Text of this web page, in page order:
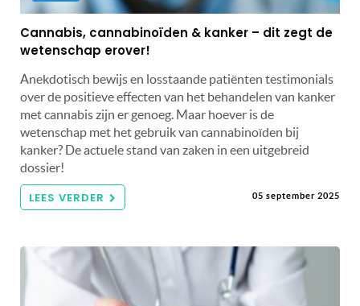
Cannabis, cannabinoïden & kanker – dit zegt de
wetenschap erover!
Anekdotisch bewijs en losstaande patiënten testimonials
over de positieve effecten van het behandelen van kanker
met cannabis zijn er genoeg. Maar hoever is de
wetenschap met het gebruik van cannabinoïden bij
kanker? De actuele stand van zaken in een uitgebreid
dossier!
LEES VERDER 05 september 2025